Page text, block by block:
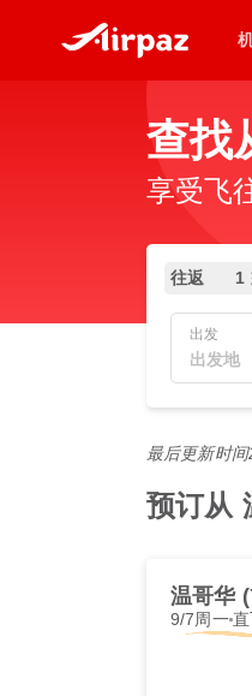
查找
享受飞
往返 1
出发
最后更新时间
预订从
温哥华
9/7周一